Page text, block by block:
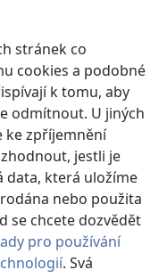
stránek co
cookies a podobné
k tomu, aby
odmítnout. U jiných
ke zpříjemnění
jestli je
data, která uložíme
nebo použita
se chcete dozvědět
pro používání
. Svá